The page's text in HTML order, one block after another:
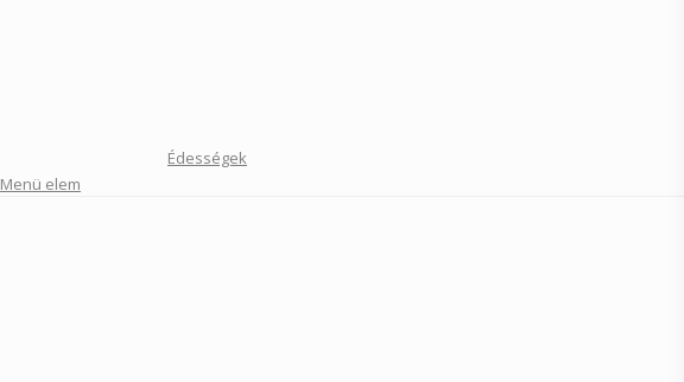
Édességek
Menü elem